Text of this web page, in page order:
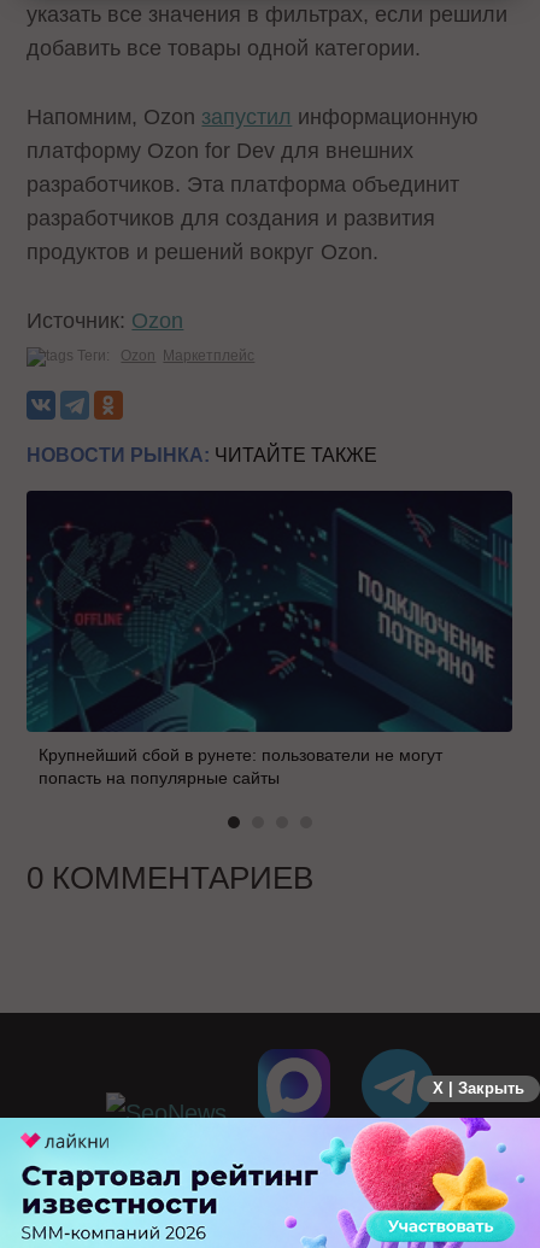
указать все значения в фильтрах, если решили
добавить все товары одной категории.
Напомним, Ozon запустил информационную
платформу Ozon for Dev для внешних
разработчиков. Эта платформа объединит
разработчиков для создания и развития
продуктов и решений вокруг Ozon.
Источник: Ozon
Теги: Ozon Маркетплейс
НОВОСТИ РЫНКА: ЧИТАЙТЕ ТАКЖЕ
Крупнейший сбой в рунете: пользователи не могут
попасть на популярные сайты
0 КОММЕНТАРИЕВ
X | Закрыть
ПЕРЕЙТИ НА ПОЛНУЮ ВЕРСИЮ
© SEOnews.ru Все права защищены. 2026